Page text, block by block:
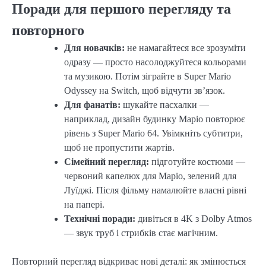
Поради для першого перегляду та
повторного
Для новачків: не намагайтеся все зрозуміти
одразу — просто насолоджуйтеся кольорами
та музикою. Потім зіграйте в Super Mario
Odyssey на Switch, щоб відчути зв’язок.
Для фанатів: шукайте пасхалки —
наприклад, дизайн будинку Маріо повторює
рівень з Super Mario 64. Увімкніть субтитри,
щоб не пропустити жартів.
Сімейний перегляд: підготуйте костюми —
червоний капелюх для Маріо, зелений для
Луїджі. Після фільму намалюйте власні рівні
на папері.
Технічні поради: дивіться в 4K з Dolby Atmos
— звук труб і стрибків стає магічним.
Повторний перегляд відкриває нові деталі: як змінюється